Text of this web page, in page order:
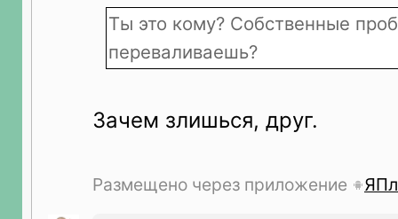
Ты это кому? Собственные
переваливаешь?
Зачем злишься, друг.
Размещено через приложение